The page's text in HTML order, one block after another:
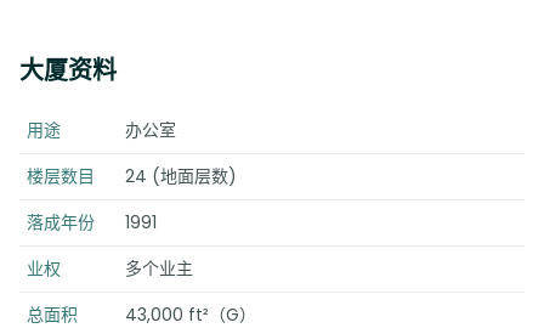
大厦资料
用途
办公室
楼层数目
24 (地面层数)
落成年份
1991
业权
多个业主
总面积
43,000 ft²（G）